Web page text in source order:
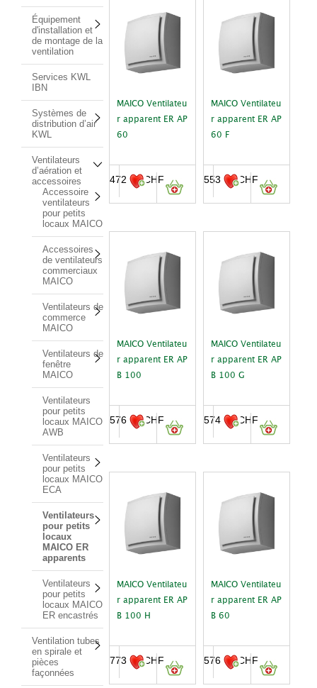
Équipement
d'installation et
de montage de la
ventilation
Services KWL
IBN
Systèmes de
distribution d’air
KWL
Ventilateurs
d’aération et
accessoires
Accessoire
ventilateurs
pour petits
locaux MAICO
Accessoires
de ventilateurs
commerciaux
MAICO
Ventilateurs de
commerce
MAICO
Ventilateurs de
fenêtre
MAICO
Ventilateurs
pour petits
locaux MAICO
AWB
Ventilateurs
pour petits
locaux MAICO
ECA
Ventilateurs
pour petits
locaux
MAICO ER
apparents
Ventilateurs
pour petits
locaux MAICO
ER encastrés
Ventilation tubes
en spirale et
pièces
façonnées
MAICO Ventilateu
r apparent ER AP
60
472.00CHF
MAICO Ventilateu
r apparent ER AP
60 F
553.00CHF
MAICO Ventilateu
r apparent ER AP
B 100
576.00CHF
MAICO Ventilateu
r apparent ER AP
B 100 G
574.00CHF
MAICO Ventilateu
r apparent ER AP
B 100 H
773.00CHF
MAICO Ventilateu
r apparent ER AP
B 60
576.00CHF